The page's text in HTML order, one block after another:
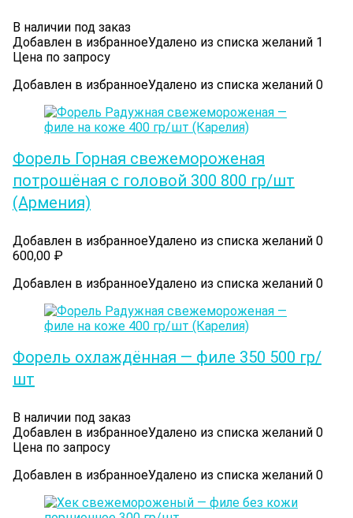
В наличии под заказ
Добавлен в избранноеУдалено из списка желаний 1
Цена по запросу
Добавлен в избранноеУдалено из списка желаний 0
Форель Горная свежемороженая
потрошёная с головой 300 800 гр/шт
(Армения)
Добавлен в избранноеУдалено из списка желаний 0
600,00 ₽
Добавлен в избранноеУдалено из списка желаний 0
Форель охлаждённая — филе 350 500 гр/
шт
В наличии под заказ
Добавлен в избранноеУдалено из списка желаний 0
Цена по запросу
Добавлен в избранноеУдалено из списка желаний 0